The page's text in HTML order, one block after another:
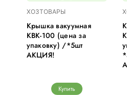
ХОЗТОВАРЫ
Крышка вакуумная
КВК-100 (цена за
упаковку) /*5шт
АКЦИЯ!
Купить